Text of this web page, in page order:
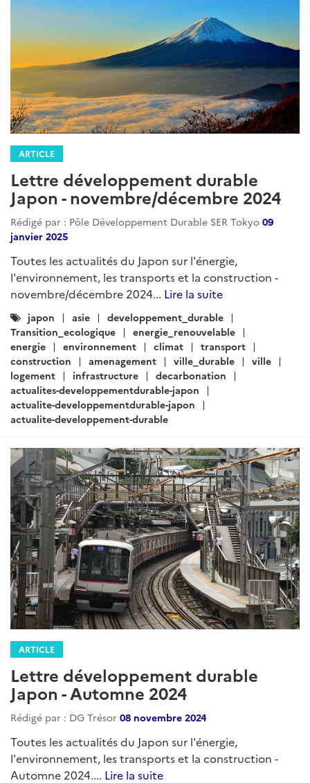
ARTICLE
Lettre développement durable
Japon - novembre/décembre 2024
Rédigé par : Pôle Développement Durable SER Tokyo 09
janvier 2025
Toutes les actualités du Japon sur l'énergie,
l'environnement, les transports et la construction -
novembre/décembre 2024... Lire la suite
Catégories
:
japon asie
developpement_durable
Transition_ecologique
energie_renouvelable
energie
environnement climat
transport
construction
amenagement ville_durable
ville
logement
infrastructure
decarbonation
actualites-developpementdurable-japon
actualite-developpementdurable-japon
actualite-developpement-durable
ARTICLE
Lettre développement durable
Japon - Automne 2024
Rédigé par : DG Trésor 08 novembre 2024
Toutes les actualités du Japon sur l'énergie,
l'environnement, les transports et la construction -
Automne 2024.... Lire la suite